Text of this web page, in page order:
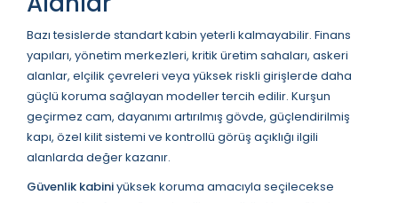
Bazı tesislerde standart kabin yeterli kalmayabilir. Finans
yapıları, yönetim merkezleri, kritik üretim sahaları, askeri
alanlar, elçilik çevreleri veya yüksek riskli girişlerde daha
güçlü koruma sağlayan modeller tercih edilir. Kurşun
geçirmez cam, dayanımı artırılmış gövde, güçlendirilmiş
kapı, özel kilit sistemi ve kontrollü görüş açıklığı ilgili
alanlarda değer kazanır.
Güvenlik kabiniyüksek koruma amacıyla seçilecekse